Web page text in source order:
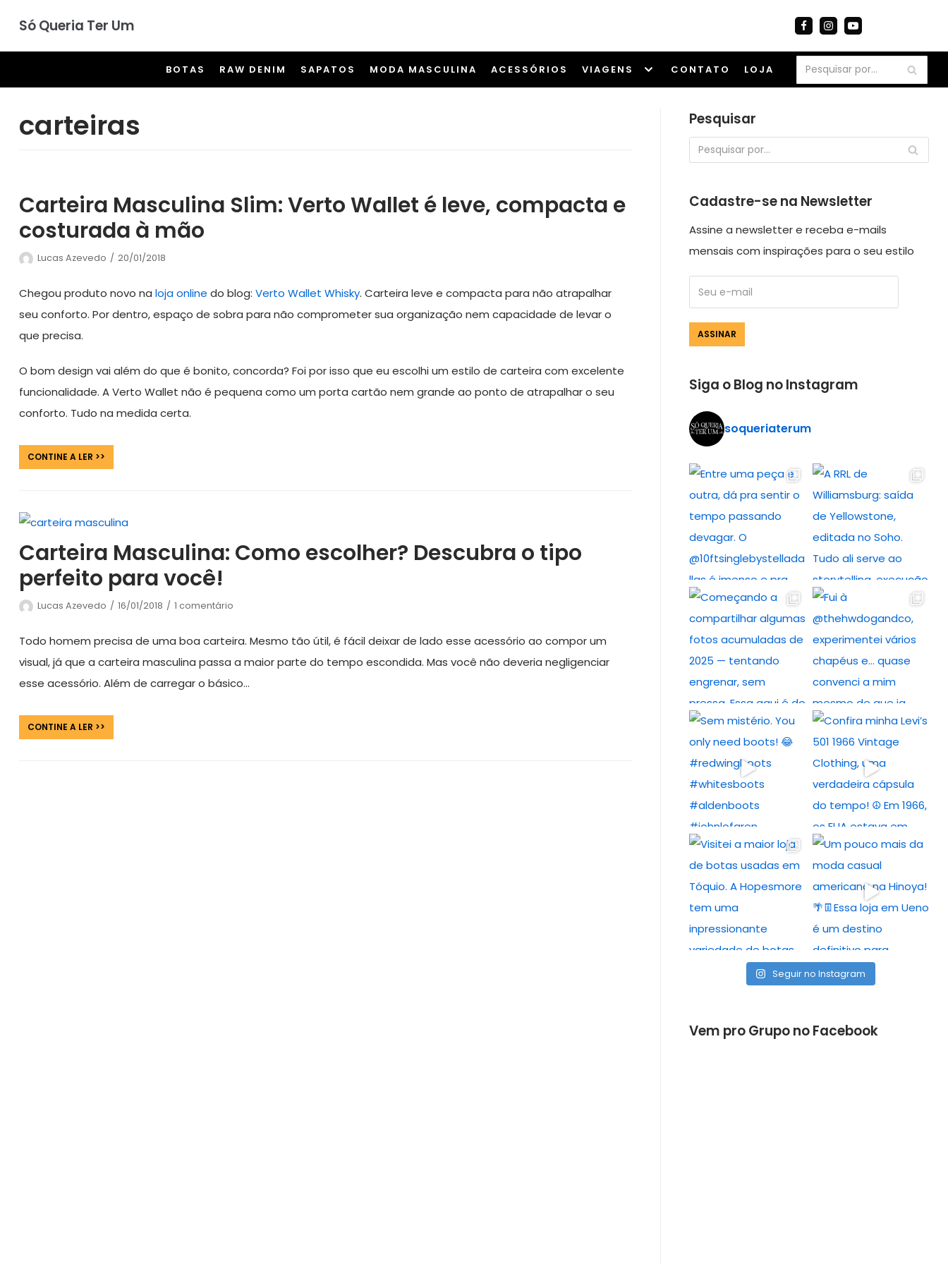
Pular
Só Queria Ter Um
BOTAS RAW DENIM SAPATOS MODA MASCULINA ACESSÓRIOS VIAGENS CONTATO LOJA
carteiras
Carteira Masculina Slim: Verto Wallet é leve, compacta e
costurada à mão
Lucas Azevedo 20/01/2018
Chegou produto novo na loja online do blog: Verto Wallet Whisky. Carteira leve e compacta para não atrapalhar
seu conforto. Por dentro, espaço de sobra para não comprometer sua organização nem capacidade de levar o
que precisa.
O bom design vai além do que é bonito, concorda? Foi por isso que eu escolhi um estilo de carteira com excelente
funcionalidade. A Verto Wallet não é pequena como um porta cartão nem grande ao ponto de atrapalhar o seu
conforto. Tudo na medida certa.
CONTINE A LER >>
Carteira Masculina: Como escolher? Descubra o tipo
perfeito para você!
Lucas Azevedo 16/01/2018 1 comentário
Todo homem precisa de uma boa carteira. Mesmo tão útil, é fácil deixar de lado esse acessório ao compor um
visual, já que a carteira masculina passa a maior parte do tempo escondida. Mas você não deveria negligenciar
esse acessório. Além de carregar o básico…
CONTINE A LER >>
Pesquisar
Cadastre-se na Newsletter
Assine a newsletter e receba e-mails
mensais com inspirações para o seu estilo
Siga o Blog no Instagram
soqueriaterum
Seguir no Instagram
Vem pro Grupo no Facebook